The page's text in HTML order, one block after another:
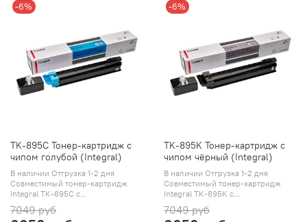
-6%
TK-895C Тонер-картридж с
чипом голубой (Integral)
В наличии Отгрузка 1-2 дня
Совместимый тонер-картридж
Integral TK-895C с...
7049 руб
-6%
TK-895K Тонер-картридж с
чипом чёрный (Integral)
В наличии Отгрузка 1-2 дня
Совместимый тонер-картридж
Integral TK-895K с...
7049 руб